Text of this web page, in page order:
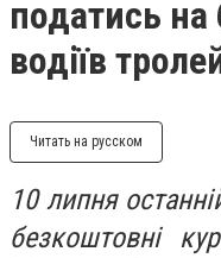
податись на
водіїв
Читать на русском
10 липня
безкоштовні